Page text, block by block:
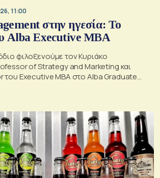
11:00
στην ηγεσία: Το
Alba Executive MBA
φιλοξενούμε τον Κυριάκο
of Strategy and Marketing και
Executive MBA στο Alba Graduate